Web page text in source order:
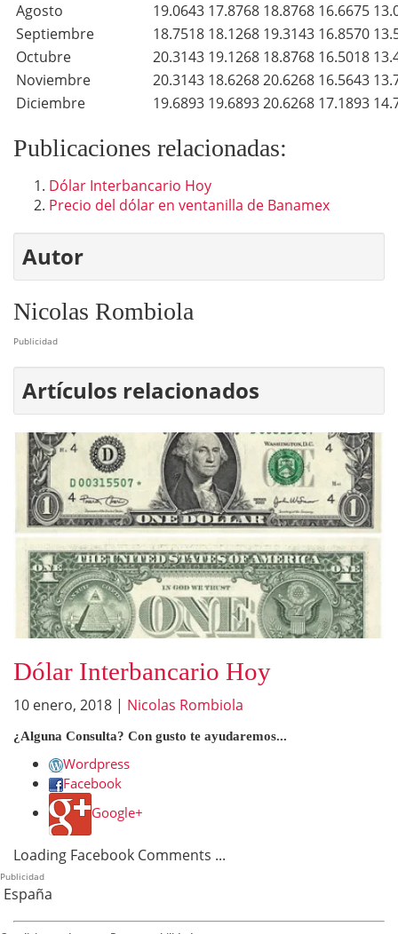
Agosto
19.0643 17.8768 18.8768 16.6675
Septiembre
18.7518 18.1268 19.3143 16.8570
Octubre
20.3143 19.1268 18.8768 16.5018
Noviembre
20.3143 18.626820.6268 16.5643
Diciembre
19.6893 19.689320.6268 17.1893
Publicaciones relacionadas:
Dólar Interbancario Hoy
Precio del dólar en ventanilla de Banamex
Autor
Nicolas Rombiola
Publicidad
Artículos relacionados
Dólar Interbancario Hoy
10 enero, 2018 | Nicolas Rombiola
¿Alguna Consulta? Con gusto te ayudaremos...
Wordpress
Facebook
Google+
Loading Facebook Comments ...
Publicidad
España